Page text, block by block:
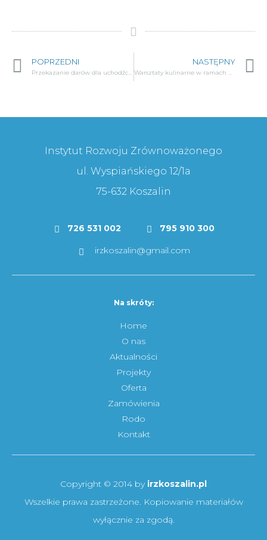
POPRZEDNI
Przekazanie darów dla uchodźców z Ukrainy w Iwięcinie
NASTĘPNY
Warsztaty kulinarne w ramach projektu pt. „Smaki i kolory powiatu koszalińskiego”
Instytut Rozwoju Zrównoważonego
ul. Wyspiańskiego 12/1a
75-632 Koszalin
726 531 002 795 910 300
irzkoszalin@gmail.com
Na skróty:
Home
O nas
Aktualności
Projekty
Oferta
Zamówienia
Rodo
Kontakt
Copyright © 2014 by irzkoszalin.pl
Wszelkie prawa zastrzeżone. Kopiowanie materiałów
wyłącznie za zgodą.